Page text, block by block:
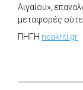
Αιγαίου»,
μεταφορές
ΠΗΓΗ neakriti.gr